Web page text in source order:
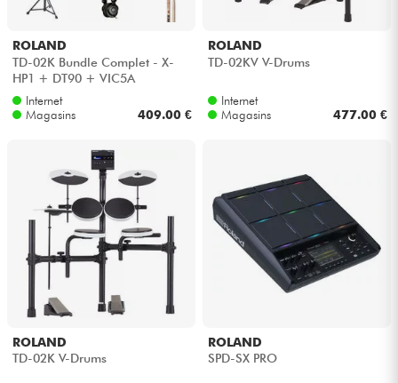
ROLAND
TD-02K Bundle Complet - X-
HP1 + DT90 + VIC5A
Internet
Magasins
409.00 €
ROLAND
TD-02KV V-Drums
Internet
Magasins
477.00 €
ROLAND
TD-02K V-Drums
ROLAND
SPD-SX PRO